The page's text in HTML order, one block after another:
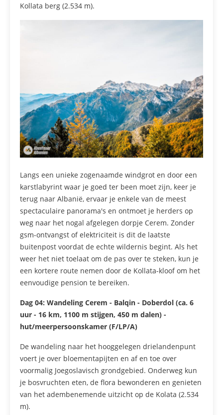
Kollata berg (2.534 m).
Langs een unieke zogenaamde windgrot en door een
karstlabyrint waar je goed ter been moet zijn, keer je
terug naar Albanië, ervaar je enkele van de meest
spectaculaire panorama's en ontmoet je herders op
weg naar het nogal afgelegen dorpje Cerem. Zonder
gsm-ontvangst of elektriciteit is dit de laatste
buitenpost voordat de echte wildernis begint. Als het
weer het niet toelaat om de pas over te steken, kun je
een kortere route nemen door de Kollata-kloof om het
eenvoudige pension te bereiken.
Dag 04: Wandeling Cerem - Balqin - Doberdol (ca. 6
uur - 16 km, 1100 m stijgen, 450 m dalen) -
hut/meerpersoonskamer (F/LP/A)
De wandeling naar het hooggelegen drielandenpunt
voert je over bloementapijten en af en toe over
voormalig Joegoslavisch grondgebied. Onderweg kun
je bosvruchten eten, de flora bewonderen en genieten
van het adembenemende uitzicht op de Kolata (2.534
m).